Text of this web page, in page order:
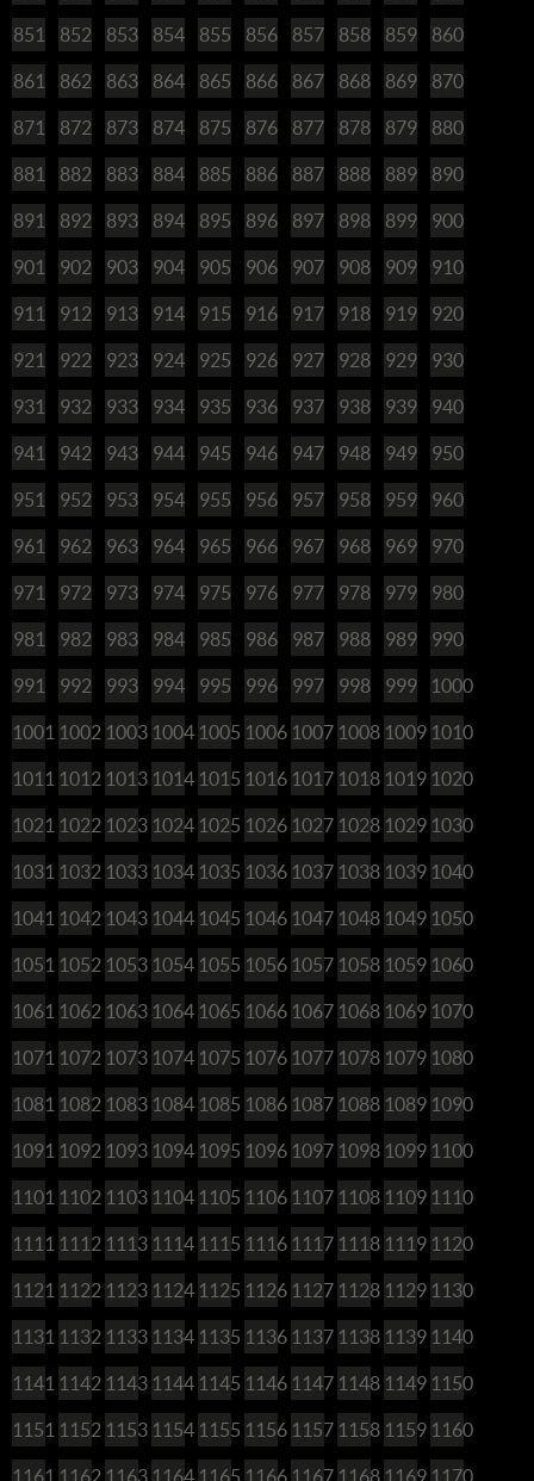
851 852 853 854 855 856 857 858 859 860
861 862 863 864 865 866 867 868 869 870
871 872 873 874 875 876 877 878 879 880
881 882 883 884 885 886 887 888 889 890
891 892 893 894 895 896 897 898 899 900
901 902 903 904 905 906 907 908 909 910
911 912 913 914 915 916 917 918 919 920
921 922 923 924 925 926 927 928 929 930
931 932 933 934 935 936 937 938 939 940
941 942 943 944 945 946 947 948 949 950
951 952 953 954 955 956 957 958 959 960
961 962 963 964 965 966 967 968 969 970
971 972 973 974 975 976 977 978 979 980
981 982 983 984 985 986 987 988 989 990
991 992 993 994 995 996 997 998 999 1000
1001 1002 1003 1004 1005 1006 1007 1008 1009 1010
1011 1012 1013 1014 1015 1016 1017 1018 1019 1020
1021 1022 1023 1024 1025 1026 1027 1028 1029 1030
1031 1032 1033 1034 1035 1036 1037 1038 1039 1040
1041 1042 1043 1044 1045 1046 1047 1048 1049 1050
1051 1052 1053 1054 1055 1056 1057 1058 1059 1060
1061 1062 1063 1064 1065 1066 1067 1068 1069 1070
1071 1072 1073 1074 1075 1076 1077 1078 1079 1080
1081 1082 1083 1084 1085 1086 1087 1088 1089 1090
1091 1092 1093 1094 1095 1096 1097 1098 1099 1100
1101 1102 1103 1104 1105 1106 1107 1108 1109 1110
1111 1112 1113 1114 1115 1116 1117 1118 1119 1120
1121 1122 1123 1124 1125 1126 1127 1128 1129 1130
1131 1132 1133 1134 1135 1136 1137 1138 1139 1140
1141 1142 1143 1144 1145 1146 1147 1148 1149 1150
1151 1152 1153 1154 1155 1156 1157 1158 1159 1160
1161 1162 1163 1164 1165 1166 1167 1168 1169 1170